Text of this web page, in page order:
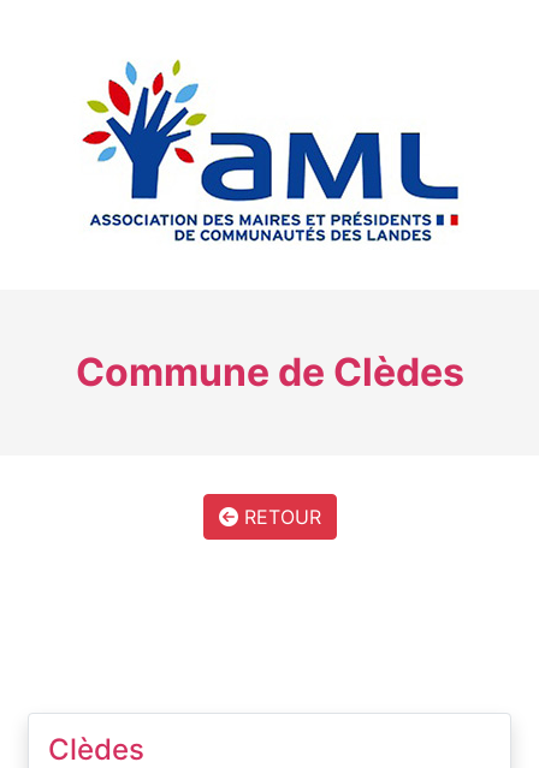
Commune de Clèdes
RETOUR
Clèdes